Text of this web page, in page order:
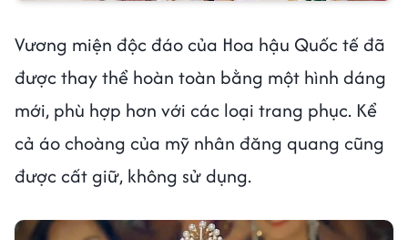
Vương miện độc đáo của Hoa hậu Quốc tế đã
được thay thể hoàn toàn bằng một hình dáng
mới, phù hợp hơn với các loại trang phục. Kể
cả áo choàng của mỹ nhân đăng quang cũng
được cất giữ, không sử dụng.